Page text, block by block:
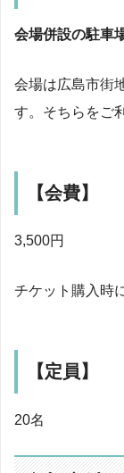
会場併設の駐車
会場は広島市街
す。そちらをご
【会費】
3,500円
チケット購入時
【定員】
20名